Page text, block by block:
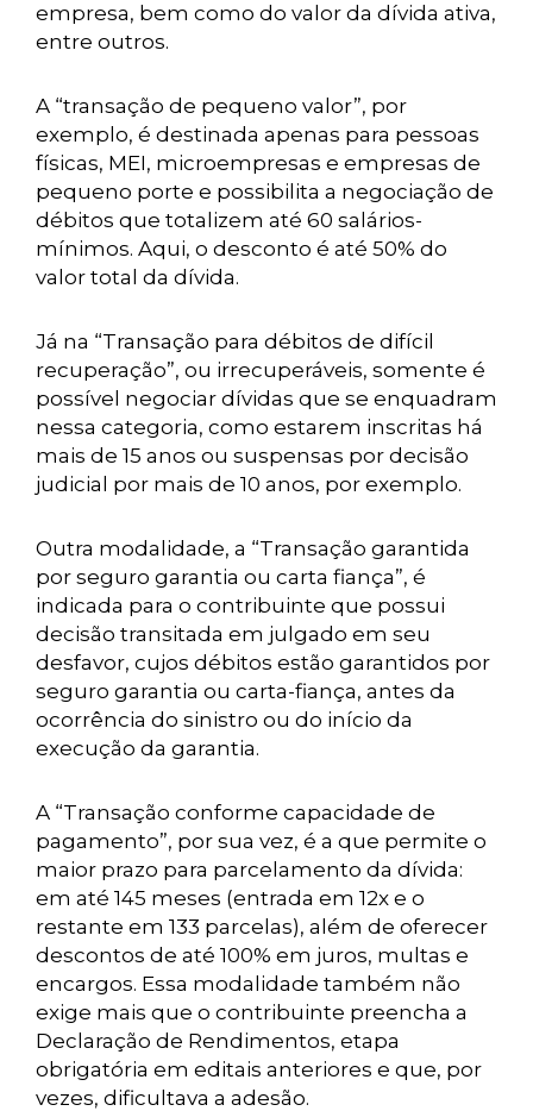
empresa, bem como do valor da dívida ativa,
entre outros.
A “transação de pequeno valor”, por
exemplo, é destinada apenas para pessoas
físicas, MEI, microempresas e empresas de
pequeno porte e possibilita a negociação de
débitos que totalizem até 60 salários-
mínimos. Aqui, o desconto é até 50% do
valor total da dívida.
Já na “Transação para débitos de difícil
recuperação”, ou irrecuperáveis, somente é
possível negociar dívidas que se enquadram
nessa categoria, como estarem inscritas há
mais de 15 anos ou suspensas por decisão
judicial por mais de 10 anos, por exemplo.
Outra modalidade, a “Transação garantida
por seguro garantia ou carta fiança”, é
indicada para o contribuinte que possui
decisão transitada em julgado em seu
desfavor, cujos débitos estão garantidos por
seguro garantia ou carta-fiança, antes da
ocorrência do sinistro ou do início da
execução da garantia.
A “Transação conforme capacidade de
pagamento”, por sua vez, é a que permite o
maior prazo para parcelamento da dívida:
em até 145 meses (entrada em 12x e o
restante em 133 parcelas), além de oferecer
descontos de até 100% em juros, multas e
encargos. Essa modalidade também não
exige mais que o contribuinte preencha a
Declaração de Rendimentos, etapa
obrigatória em editais anteriores e que, por
vezes, dificultava a adesão.